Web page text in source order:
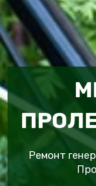
Ремонт